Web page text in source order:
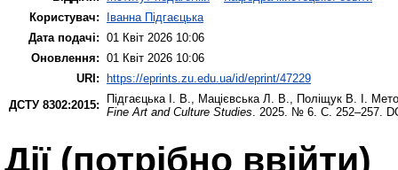
Користувач:
Іванна Підгаєцька
Дата подачі: 01 Квіт 2026 10:06
Оновлення: 01 Квіт 2026 10:06
URI: https://eprints.zu.edu.ua/id/eprint/47229
ДСТУ 8302:2015:
Підгаєцька І. В. Мацієвська Л. В. Поліщук В. І.
Fine Art and Culture Studies . 2025. № 6. С. 252–257.
Дії ​​(потрібно ввійти)